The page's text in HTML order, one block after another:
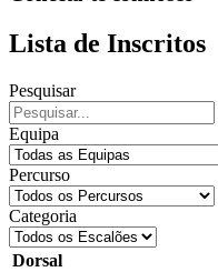
Lista de Inscritos
Pesquisar
Equipa
Percurso
Categoria
Dorsal